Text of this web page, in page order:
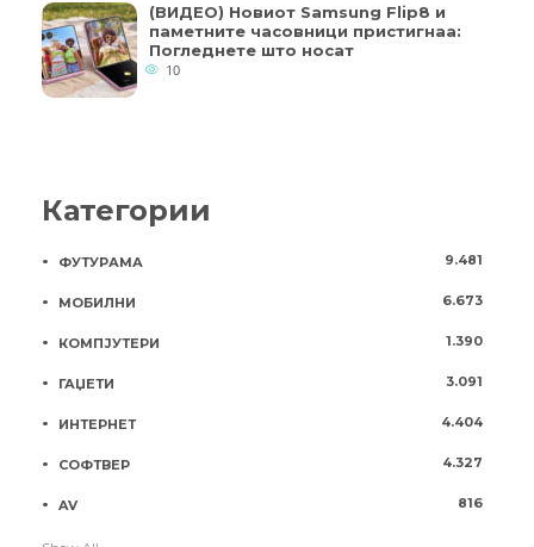
(ВИДЕО) Новиот Samsung Flip8 и
паметните часовници пристигнаа:
Погледнете што носат
10
Категории
ФУТУРАМА 9.481
МОБИЛНИ 6.673
КОМПЈУТЕРИ 1.390
ГАЏЕТИ 3.091
ИНТЕРНЕТ 4.404
СОФТВЕР 4.327
AV 816